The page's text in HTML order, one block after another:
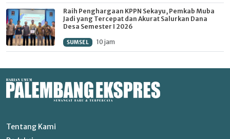
Raih Penghargaan KPPN Sekayu, Pemkab Muba
Jadi yang Tercepat dan Akurat Salurkan Dana
Desa Semester I 2026
SUMSEL 10 jam
Tentang Kami